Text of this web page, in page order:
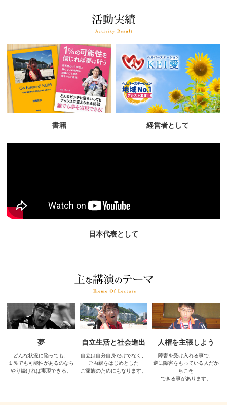
書籍 経営者として
日本代表として
夢
どんな状況に陥っても、
１％でも可能性があるのなら
やり続ければ実現できる。
自立生活と社会進出
自立は自分自身だけでなく、
ご両親をはじめとした
ご家族のためにもなります。
人権を主張しよう
障害を受け入れる事で、
逆に障害をもっている人だか
らこそ
できる事があります。